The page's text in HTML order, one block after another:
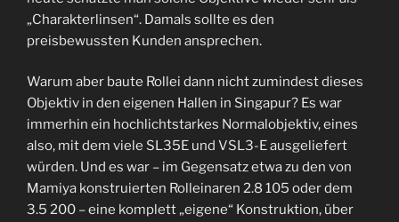
„Charakterlinsen“. Damals sollte es den
preisbewussten Kunden ansprechen.
Warum aber baute Rollei dann nicht zumindest dieses
Objektiv in den eigenen Hallen in Singapur? Es war
immerhin ein hochlichtstarkes Normalobjektiv, eines
also, mit dem viele SL35E und VSL3-E ausgeliefert
würden. Und es war – im Gegensatz etwa zu den von
Mamiya konstruierten Rolleinaren 2.8 105 oder dem
3.5 200 – eine komplett „eigene“ Konstruktion, über